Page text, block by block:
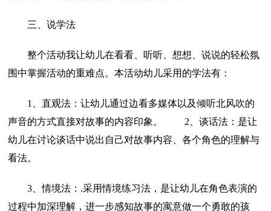
三、说学法
整个活动我让幼儿在看看、听听、想想、说说的轻松氛
围中掌握活动的重难点。本活动幼儿采用的学法有：
1、直观法：让幼儿通过边看多媒体以及倾听北风吹的
声音的方式直接对故事的内容印象。 2、谈话法：是让
幼儿在讨论谈话中说出自己对故事内容、各个角色的理解与
看法。
3、情境法：.采用情境练习法，是让幼儿在角色表演的
过程中加深理解，进一步感知故事的寓意做一个勇敢的孩